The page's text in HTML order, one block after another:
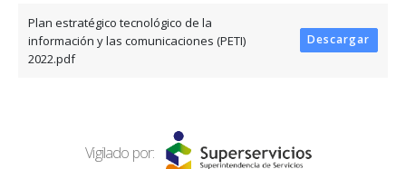
Plan estratégico tecnológico de la
información y las comunicaciones (PETI)
2022.pdf
Descargar
Vigilado por: